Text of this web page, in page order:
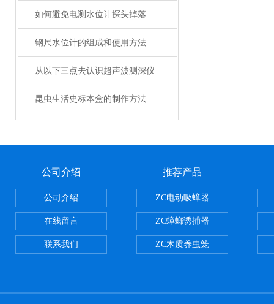
如何避免电测水位计探头掉落的风险
钢尺水位计的组成和使用方法
从以下三点去认识超声波测深仪
昆虫生活史标本盒的制作方法
公司介绍
公司介绍
在线留言
联系我们
推荐产品
ZC电动吸蟑器
ZC蟑螂诱捕器
ZC木质养虫笼